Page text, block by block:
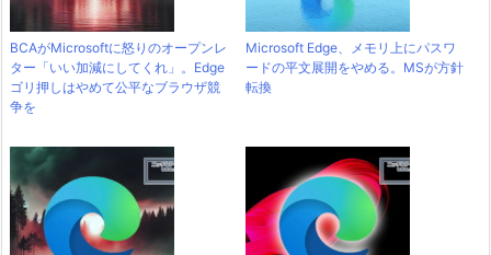
BCAがMicrosoftに怒りのオープンレ
ター「いい加減にしてくれ」。Edge
ゴリ押しはやめて公平なブラウザ競
争を
Microsoft Edge、メモリ上にパスワ
ードの平文展開をやめる。MSが方針
転換